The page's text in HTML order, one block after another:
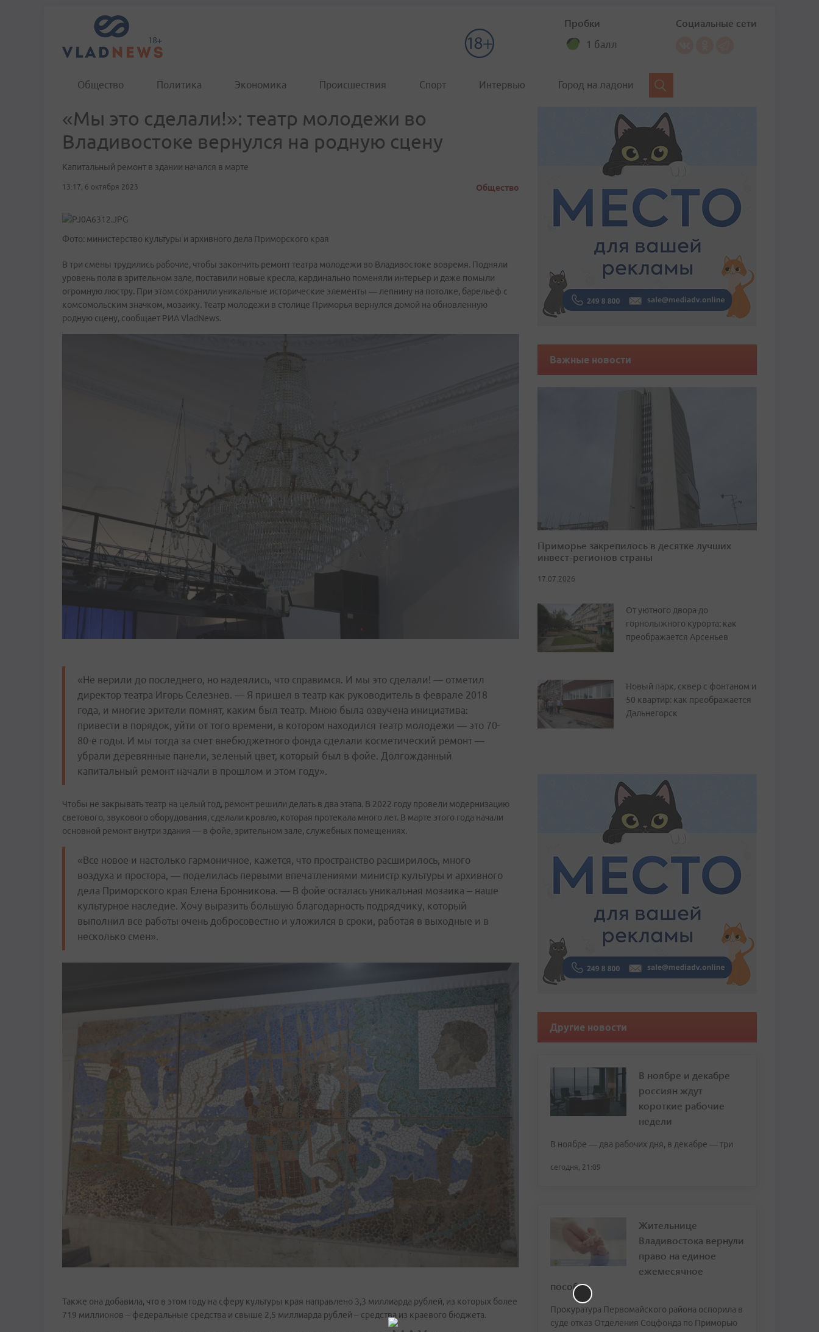
Пробки
1 балл
Социальные сети
Общество Политика Экономика Происшествия Спорт Интервью Город на ладони
«Мы это сделали!»: театр молодежи во
Владивостоке вернулся на родную сцену
Капитальный ремонт в здании начался в марте
13:17, 6 октября 2023 Общество
Фото: министерство культуры и архивного дела Приморского края
В три смены трудились рабочие, чтобы закончить ремонт театра молодежи во Владивостоке вовремя. Подняли
уровень пола в зрительном зале, поставили новые кресла, кардинально поменяли интерьер и даже помыли
огромную люстру. При этом сохранили уникальные исторические элементы — лепнину на потолке, барельеф с
комсомольским значком, мозаику. Театр молодежи в столице Приморья вернулся домой на обновленную
родную сцену, сообщает РИА VladNews.
«Не верили до последнего, но надеялись, что справимся. И мы это сделали! — отметил
директор театра Игорь Селезнев. — Я пришел в театр как руководитель в феврале 2018
года, и многие зрители помнят, каким был театр. Мною была озвучена инициатива:
привести в порядок, уйти от того времени, в котором находился театр молодежи — это 70-
80-е годы. И мы тогда за счет внебюджетного фонда сделали косметический ремонт —
убрали деревянные панели, зеленый цвет, который был в фойе. Долгожданный
капитальный ремонт начали в прошлом и этом году».
Чтобы не закрывать театр на целый год, ремонт решили делать в два этапа. В 2022 году провели модернизацию
светового, звукового оборудования, сделали кровлю, которая протекала много лет. В марте этого года начали
основной ремонт внутри здания — в фойе, зрительном зале, служебных помещениях.
«Все новое и настолько гармоничное, кажется, что пространство расширилось, много
воздуха и простора, — поделилась первыми впечатлениями министр культуры и архивного
дела Приморского края Елена Бронникова. — В фойе осталась уникальная мозаика – наше
культурное наследие. Хочу выразить большую благодарность подрядчику, который
выполнил все работы очень добросовестно и уложился в сроки, работая в выходные и в
несколько смен».
Также она добавила, что в этом году на сферу культуры края направлено 3,3 миллиарда рублей, из которых более
719 миллионов – федеральные средства и свыше 2,5 миллиарда рублей – средства из краевого бюджета.
Важные новости
Приморье закрепилось в десятке лучших
инвест-регионов страны
17.07.2026
От уютного двора до
горнолыжного курорта: как
преображается Арсеньев
Новый парк, сквер с фонтаном и
50 квартир: как преображается
Дальнегорск
Другие новости
В ноябре и декабре
россиян ждут
короткие рабочие
недели
В ноябре — два рабочих дня, в декабре — три
сегодня, 21:09
Жительнице
Владивостока вернули
право на единое
ежемесячное
пособие
Прокуратура Первомайского района оспорила в
суде отказ Отделения Соцфонда по Приморью